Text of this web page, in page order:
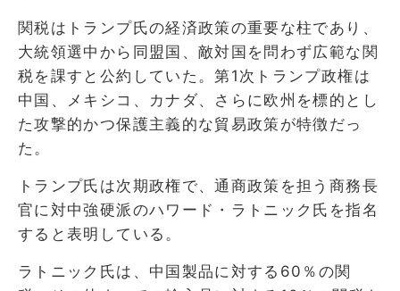
関税はトランプ氏の経済政策の重要な柱であり、
大統領選中から同盟国、敵対国を問わず広範な関
税を課すと公約していた。第1次トランプ政権は
中国、メキシコ、カナダ、さらに欧州を標的とし
た攻撃的かつ保護主義的な貿易政策が特徴だっ
た。
トランプ氏は次期政権で、通商政策を担う商務長
官に対中強硬派のハワード・ラトニック氏を指名
すると表明している。
ラトニック氏は、中国製品に対する60％の関